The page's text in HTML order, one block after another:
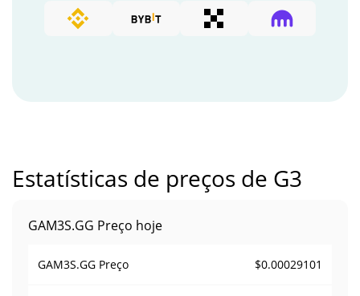
Estatísticas de preços de G3
GAM3S.GG Preço hoje
GAM3S.GG Preço $0.00029101